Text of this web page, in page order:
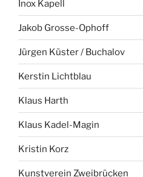
Inox Kapell
Jakob Grosse-Ophoff
Jürgen Küster / Buchalov
Kerstin Lichtblau
Klaus Harth
Klaus Kadel-Magin
Kristin Korz
Kunstverein Zweibrücken